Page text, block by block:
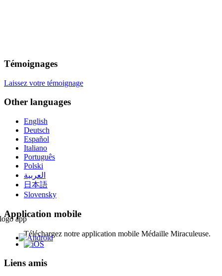
Témoignages
Laissez votre témoignage
Other languages
English
Deutsch
Español
Italiano
Português
Polski
العربية
日本語
Slovensky
Application mobile
Téléchargez notre application mobile Médaille Miraculeuse.
Liens amis